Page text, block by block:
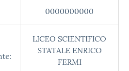
0000000000
LICEO SCIENTIFICO
STATALE ENRICO
FERMI